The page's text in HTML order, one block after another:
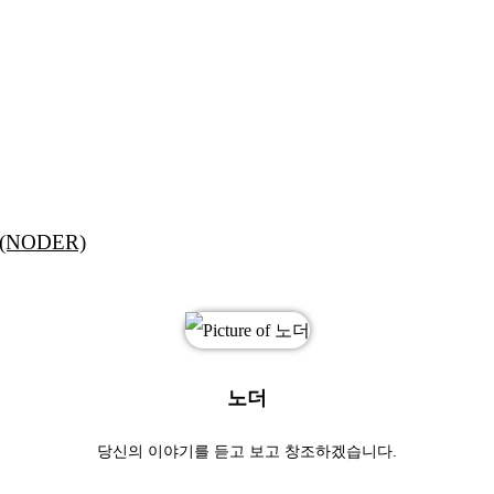
노더
당신의 이야기를 듣고 보고 창조하겠습니다.